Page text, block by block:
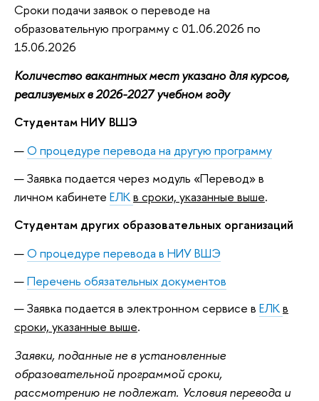
Сроки подачи заявок о переводе на
образовательную программу с 01.06.2026 по
15.06.2026
Количество вакантных мест указано для курсов,
реализуемых в 2026-2027 учебном году
Студентам НИУ ВШЭ
О процедуре перевода на другую программу
Заявка подается через модуль «Перевод» в
личном кабинете ЕЛКв сроки, указанные выше.
Студентам других образовательных организаций
О процедуре перевода в НИУ ВШЭ
Перечень обязательных документов
Заявка подается в электронном сервисе в ЕЛКв
сроки, указанные выше.
Заявки, поданные не в установленные
образовательной программой сроки,
рассмотрению не подлежат. Условия перевода и